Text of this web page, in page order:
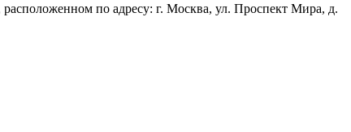
расположенном по адресу: г. Москва, ул. Проспект Мира, д.